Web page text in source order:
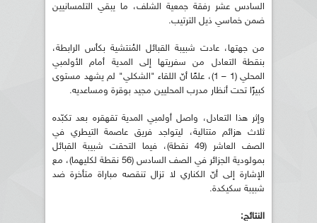
السادس عشر رفقة جمعية الشلف، ما يبقي التلمسانيين
ضمن خماسي ذيل الترتيب.
من جهتها، عادت شبيبة القبائل المُنتشية بكأس الرابطة،
بنقطة التعادل من سفريتها إلى المدية أمام الأولمبي
المحلي (1 – 1)، علمًا أنّ اللقاء "الشكلي" لم يشهد مستوى
كبيرًا تحت أنظار مدرب المحليين مجيد بوقرة ومساعديه.
وإثر هذا التعادل، واصل أولمبي المدية تقهقره بعد تكبّده
ثلاث هزائم متتالية، ليتواجد فريق عاصمة التيطري في
الصف العاشر (49 نقطة)، فيما التحقت شبيبة القبائل
بمولودية الجزائر في الصف السادس (56 نقطة لكليهما)، مع
الإشارة إلى أنّ الكناري لا تزال تنقصه مباراة متأخرة ضد
شبيبة سكيكدة.
النتائج: